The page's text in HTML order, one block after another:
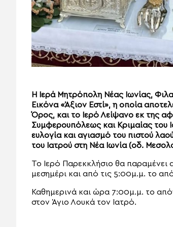
Η Ιερά Μητρόπολη Νέας Ιωνίας,
Εικόνα «Άξιον Εστί», η οποία
Όρος, και το Ιερό Λείψανο εκ της
Συμφερουπόλεως και Κριμαίας του
ευλογία και αγιασμό του πιστού
του Ιατρού στη Νέα Ιωνία (οδ.
Το Ιερό Παρεκκλήσιο θα
μεσημέρι και από τις 5:00μ.μ. το
Καθημερινά και ώρα 7:00μ.μ. το
στον Άγιο Λουκά τον Ιατρό.